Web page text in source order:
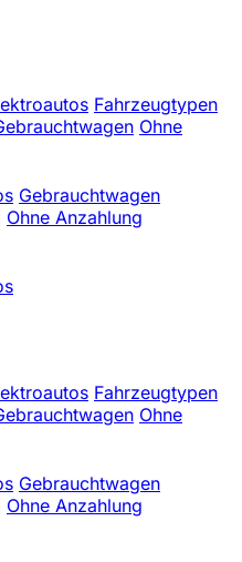
Fahrzeugtypen
Ohne
Gebrauchtwagen
Ohne Anzahlung
Fahrzeugtypen
Ohne
Gebrauchtwagen
Ohne Anzahlung